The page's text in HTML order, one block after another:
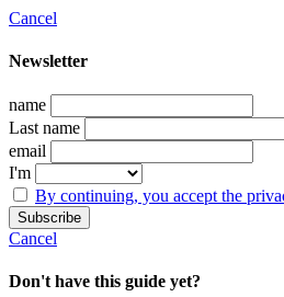
Cancel
Newsletter
name
Last name
email
I'm
By continuing, you accept the
Cancel
Don't have this guide yet?